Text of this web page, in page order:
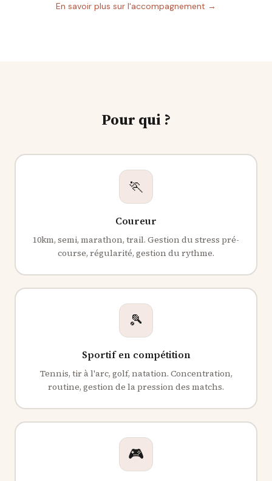
En savoir plus sur l'accompagnement →
Pour qui ?
🏃
Coureur
10km, semi, marathon, trail. Gestion du stress pré-
course, régularité, gestion du rythme.
🎾
Sportif en compétition
Tennis, tir à l'arc, golf, natation. Concentration,
routine, gestion de la pression des matchs.
🎮